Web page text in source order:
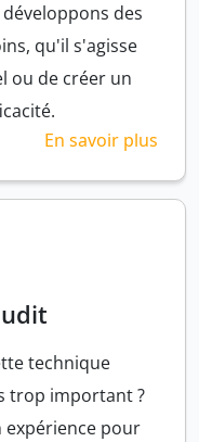
des
qu'il s'agisse
ou de créer un
En savoir plus
technique
trop important ?
expérience pour